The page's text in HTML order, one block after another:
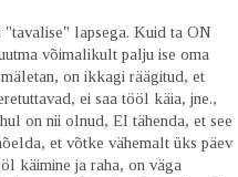
"tavalise" lapsega. Kuid ta ON
võimalikult palju ise oma
on ikkagi räägitud, et
ei saa tööl käia, jne.,
on nii olnud, EI tähenda, et see
et võtke vähemalt üks päev
käimine ja raha, on väga